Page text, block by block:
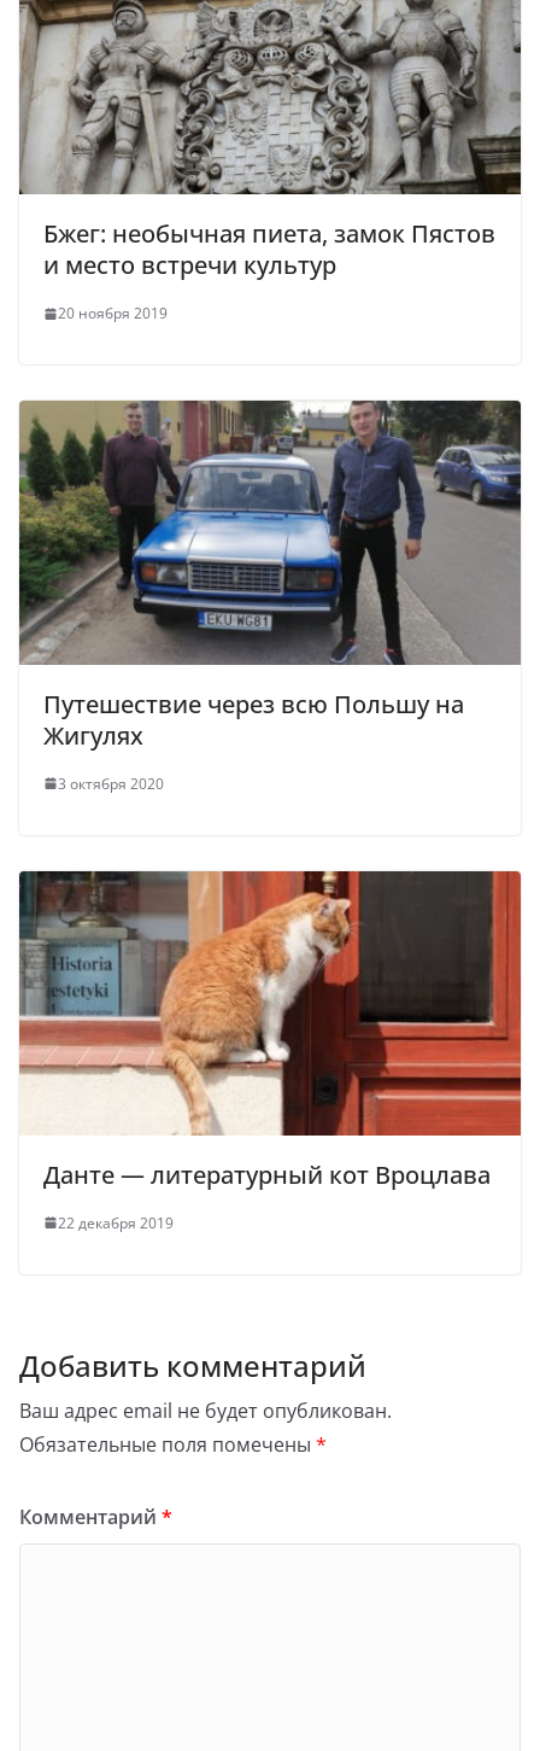
Бжег: необычная пиета, замок Пястов
и место встречи культур
20 ноября 2019
Путешествие через всю Польшу на
Жигулях
3 октября 2020
Данте — литературный кот Вроцлава
22 декабря 2019
Добавить комментарий
Ваш адрес email не будет опубликован.
Обязательные поля помечены *
Комментарий *